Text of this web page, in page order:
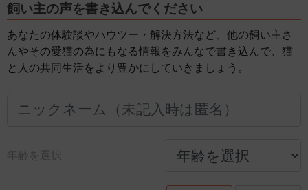
飼い主の声を書き込んでください
あなたの体験談やハウツー・解決方法など、他の飼い主さ
んやその愛猫の為にもなる情報をみんなで書き込んで、猫
と人の共同生活をより豊かにしていきましょう。
年齢を選択